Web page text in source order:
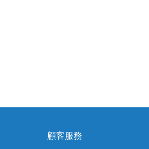
顧客服務